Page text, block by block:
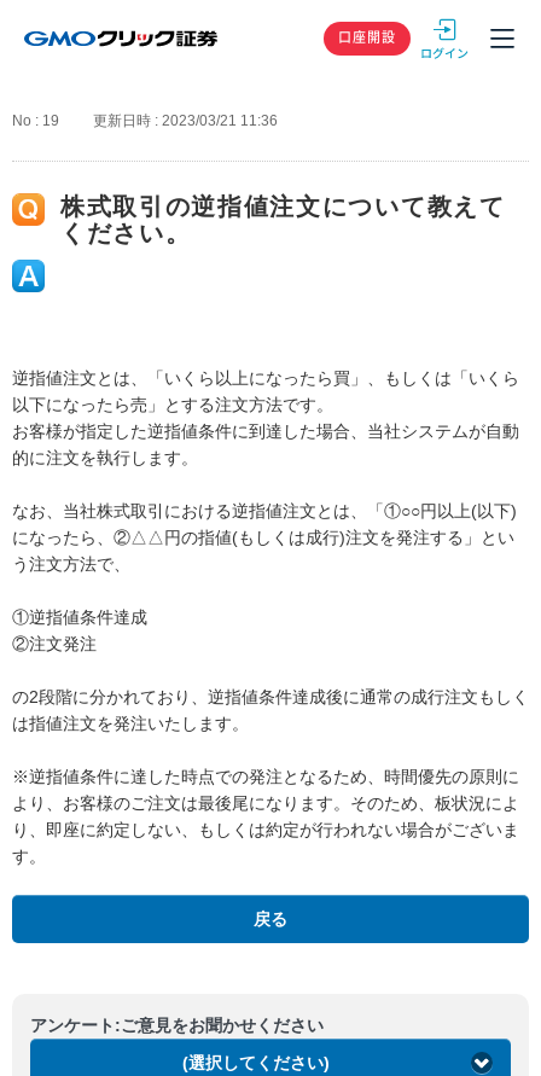
GMOクリック
口座開設
No : 19 更新日時 : 2023/03/21 11:36
株式取引の逆指値注文について教えて
ください。
逆指値注文とは、「いくら以上になったら買」、もしくは「いくら
以下になったら売」とする注文方法です。
お客様が指定した逆指値条件に到達した場合、当社システムが自動
的に注文を執行します。
なお、当社株式取引における逆指値注文とは、「①○○円以上(以下)
になったら、②△△円の指値(もしくは成行)注文を発注する」とい
う注文方法で、
①逆指値条件達成
②注文発注
の2段階に分かれており、逆指値条件達成後に通常の成行注文もしく
は指値注文を発注いたします。
※逆指値条件に達した時点での発注となるため、時間優先の原則に
より、お客様のご注文は最後尾になります。そのため、板状況によ
り、即座に約定しない、もしくは約定が行われない場合がございま
す。
戻る
アンケート:ご意見をお聞かせください
(選択してください)